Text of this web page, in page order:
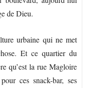
de Dieu.
urbaine qui ne met
Et ce quartier du
qu’est la rue Magloire
ces snack-bar, ses